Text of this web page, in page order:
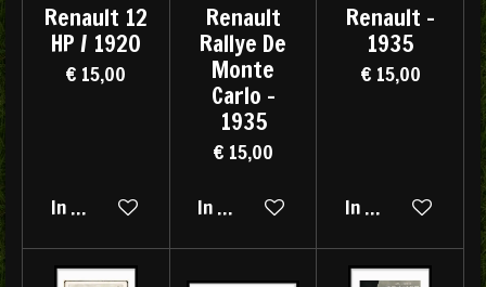
Renault 12
HP / 1920
€ 15,00
In winkelwagen
Renault
Rallye De
Monte
Carlo -
1935
€ 15,00
In winkelwagen
Renault -
1935
€ 15,00
In winkelwagen